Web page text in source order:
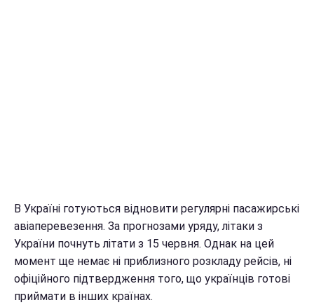
В Україні готуються відновити регулярні пасажирські
авіаперевезення. За прогнозами уряду, літаки з
України почнуть літати з 15 червня. Однак на цей
момент ще немає ні приблизного розкладу рейсів, ні
офіційного підтвердження того, що українців готові
приймати в інших країнах.